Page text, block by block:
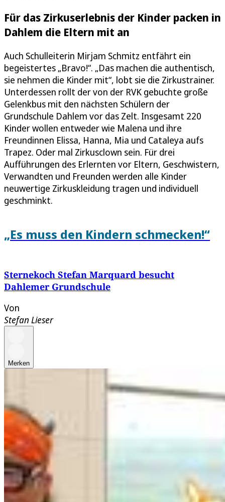
Für das Zirkuserlebnis der Kinder packen in
Dahlem die Eltern mit an
Auch Schulleiterin Mirjam Schmitz entfährt ein
begeistertes „Bravo!“. „Das machen die authentisch,
sie nehmen die Kinder mit“, lobt sie die Zirkustrainer.
Unterdessen rollt der von der RVK gebuchte große
Gelenkbus mit den nächsten Schülern der
Grundschule Dahlem vor das Zelt. Insgesamt 220
Kinder wollen entweder wie Malena und ihre
Freundinnen Elissa, Hanna, Mia und Cataleya aufs
Trapez. Oder mal Zirkusclown sein. Für drei
Aufführungen des Erlernten vor Eltern, Geschwistern,
Verwandten und Freunden werden alle Kinder
neuwertige Zirkuskleidung tragen und individuell
geschminkt.
„Es muss den Kindern schmecken!“
Sternekoch Stefan Marquard besucht
Dahlemer Grundschule
Von
Stefan Lieser
Merken